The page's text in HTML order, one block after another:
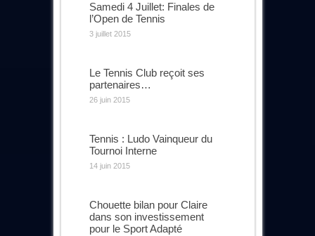
Samedi 4 Juillet: Finales de
l’Open de Tennis
3 juillet 2015
Le Tennis Club reçoit ses
partenaires…
26 juin 2015
Tennis : Ludo Vainqueur du
Tournoi Interne
14 juin 2015
Chouette bilan pour Claire
dans son investissement
pour le Sport Adapté